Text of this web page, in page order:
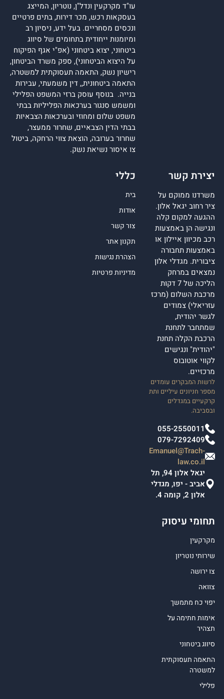
עו"ד מקרקעין ונדל"ן, נוטריון, המייצג
בעסקאות רכש, מכר דירות, בתים פרטיים
ונכסים מסחריים. בעל ידע, ניסיון רב
ומיומנות ייחודית בתחומים של סיווג
ביטחוני, יצוא ביטחוני (אפ"י אגף הפיקוח
על היצוא הביטחוני), ספק משרד הביטחון,
רישיון נשק, התאמה תעסוקתית למשטרה,
התאמה ביטחונית,, דין משמעתי, עבירות
בנייה. בנוסף עוסק ברזי המשפט הפלילי
ומשמש סנגור בערכאות הפליליות בבתי
משפט שלום ומחוזי ובערכאות הצבאיות
בבתי הדין הצבאיים, שחרור ממעצר,
שחרור בערובה, הוצאת צווי הרחקה, ביטול
צו איסור נשיאת נשק.
יצירת קשר
משרדנו ממוקם על
ציר רחוב יגאל אלון.
ההגעה למקום קלה
ונגישה הן באמצעות
רכב מכיוון איילון או
באמצעות תחבורה
ציבורית. מגדלי אלון
נמצאים במרחק
הליכה של 7 דקות
מרכבת השלום (מרכז
עזריאלי) צמודים
לגשר יהודית,
שמתחבר לתחנת
הרכבת הקלה תחנת
"יהודית" ונגישים
לקווי אוטובוס
מרכזיים.
לרשות המבקרים עומדים
מספר חניונים עיליים ותת
קרקעיים במגדלים
ובסביבה.
055-2550011
079-7292409
Emanuel@Trach-
law.co.il
יגאל אלון 94, תל
אביב - יפו, מגדלי
אלון 2, קומה 4.
כללי
בית
אודות
צור קשר
תקנון אתר
הצהרת נגישות
מדיניות פרטיות
תחומי עיסוק
מקרקעין
שירותי נוטריון
צו ירושה
צוואה
יפוי כח מתמשך
אימות חתימה על
תצהיר
סיווג ביטחוני
התאמה תעסוקתית
למשטרה
פלילי